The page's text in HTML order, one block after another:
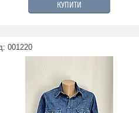
КУПИТИ
001220